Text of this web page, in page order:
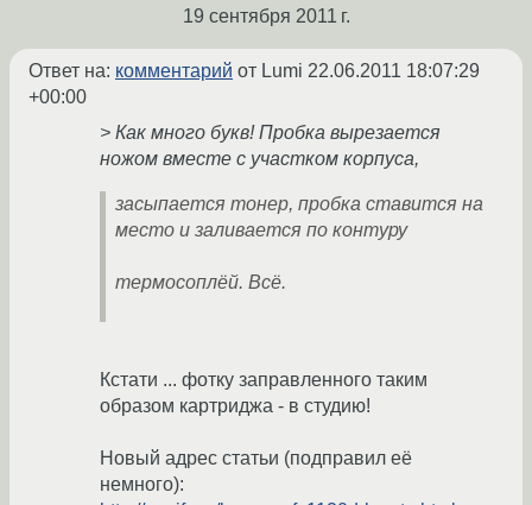
19 сентября 2011 г.
Ответ на: комментарий от Lumi 22.06.2011 18:07:29
+00:00
> Как много букв! Пробка вырезается
ножом вместе с участком корпуса,
засыпается тонер, пробка ставится на
место и заливается по контуру
термосоплёй. Всё.
Кстати ... фотку заправленного таким
образом картриджа - в студию!
Новый адрес статьи (подправил её
немного):